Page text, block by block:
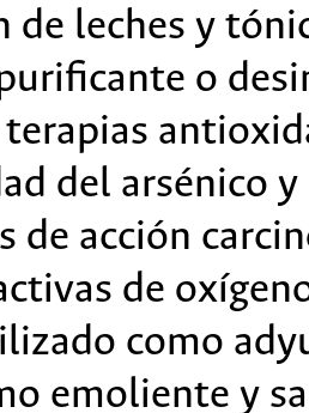
de leches y
o
terapias
del arsénico
de acción
de
como
emoliente y